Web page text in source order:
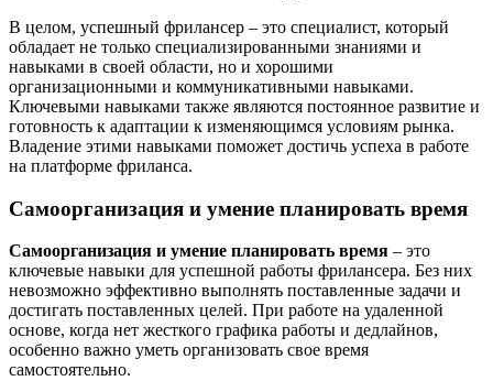
В целом, успешный фрилансер – это специалист, который
обладает не только специализированными знаниями и
навыками в своей области, но и хорошими
организационными и коммуникативными навыками.
Ключевыми навыками также являются постоянное развитие и
готовность к адаптации к изменяющимся условиям рынка.
Владение этими навыками поможет достичь успеха в работе
на платформе фриланса.
Самоорганизация и умение планировать время
Самоорганизация и умение планировать время – это
ключевые навыки для успешной работы фрилансера. Без них
невозможно эффективно выполнять поставленные задачи и
достигать поставленных целей. При работе на удаленной
основе, когда нет жесткого графика работы и дедлайнов,
особенно важно уметь организовать свое время
самостоятельно.